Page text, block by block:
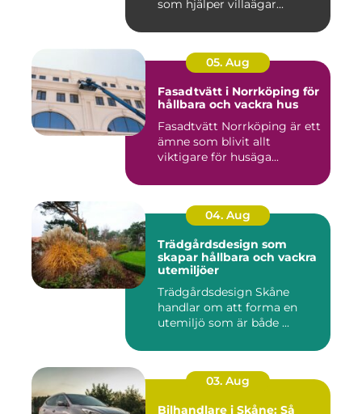
som hjälper villaägar...
05. Aug
Fasadtvätt i Norrköping för
hållbara och vackra hus
Fasadtvätt Norrköping är ett
ämne som blivit allt
viktigare för husäga...
04. Aug
Trädgårdsdesign som
skapar hållbara och vackra
utemiljöer
Trädgårdsdesign Skåne
handlar om att forma en
utemiljö som är både ...
03. Aug
Bilhandlare i Skåne: Så